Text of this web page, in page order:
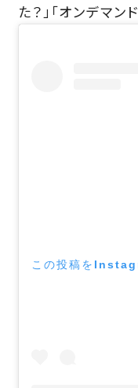
た？」「オンデマ
この投稿を